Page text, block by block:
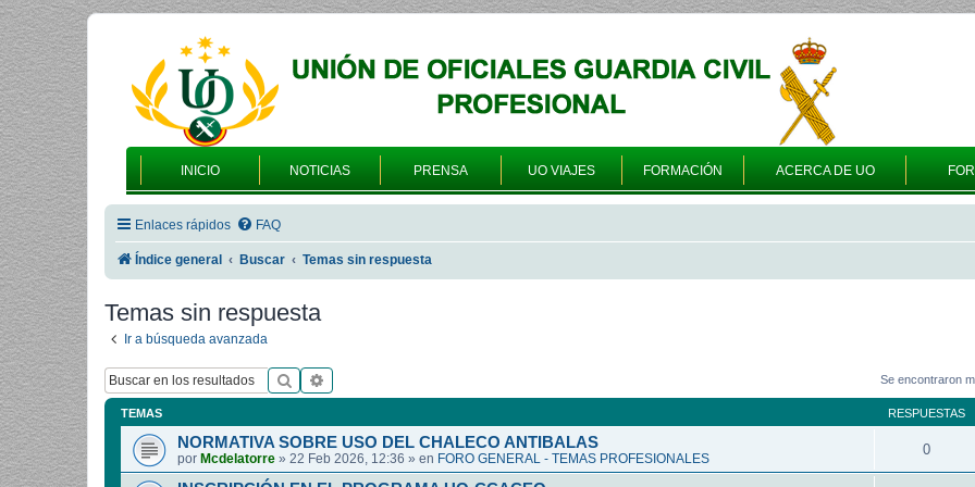
INICIO NOTICIAS PRENSA UO VIAJES FORMACIÓN ACERCA DE UO
Enlaces rápidos FAQ
Índice general Buscar Temas sin respuesta
Temas sin respuesta
Ir a búsqueda avanzada
Buscar Se encontraron
TEMAS RESPUESTAS
NORMATIVA SOBRE USO DEL CHALECO ANTIBALAS
por Mcdelatorre » 22 Feb 2026, 12:36 » en FORO GENERAL - TEMAS PROFESIONALES
0